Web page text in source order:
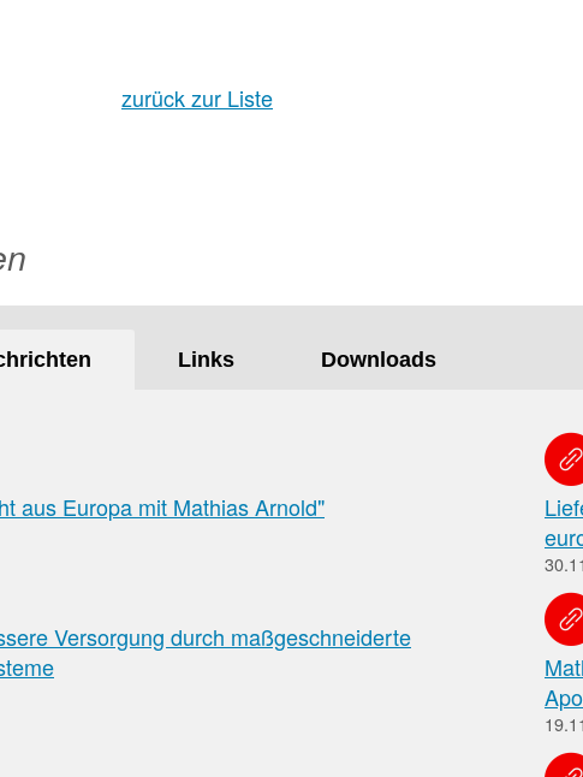
zurück zur Liste
Links Downloads
aus Europa mit Mathias Arnold"
Versorgung durch maßgeschneiderte
und
der